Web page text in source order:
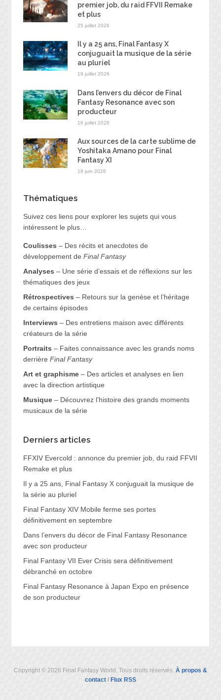
premier job, du raid FFVII Remake
et plus
25 juillet 2026
Il y a 25 ans, Final Fantasy X
conjuguait la musique de la série
au pluriel
19 juillet 2026
Dans l’envers du décor de Final
Fantasy Resonance avec son
producteur
16 juillet 2026
Aux sources de la carte sublime de
Yoshitaka Amano pour Final
Fantasy XI
19 juin 2026
Thématiques
Suivez ces liens pour explorer les sujets qui vous
intéressent le plus…
Coulisses – Des récits et anecdotes de
développement de Final Fantasy
Analyses – Une série d’essais et de réflexions sur les
thématiques des jeux
Rétrospectives – Retours sur la genèse et l’héritage
de certains épisodes
Interviews – Des entretiens maison avec différents
créateurs de la série
Portraits – Faites connaissance avec les grands noms
derrière Final Fantasy
Art et graphisme– Des articles et analyses en lien
avec la direction artistique
Musique– Découvrez l’histoire des grands moments
musicaux de la série
Derniers articles
FFXIV Evercold : annonce du premier job, du raid FFVII
Remake et plus
Il y a 25 ans, Final Fantasy X conjuguait la musique de
la série au pluriel
Final Fantasy XIV Mobile ferme ses portes
définitivement en septembre
Dans l’envers du décor de Final Fantasy Resonance
avec son producteur
Final Fantasy VII Ever Crisis sera définitivement
débranché en octobre
Final Fantasy Resonance à Japan Expo en présence
de son producteur
Copyright © 2026 Final Fantasy World. Tous droits réservés.À propos &
contact/Flux RSS